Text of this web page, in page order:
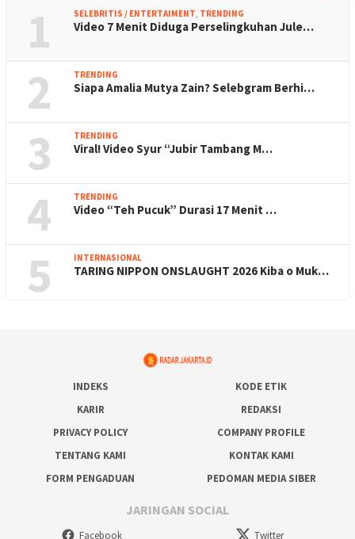
1 SELEBRITIS / ENTERTAIMENT, TRENDING
Video 7 Menit Diduga Perselingkuhan Jule…
2 TRENDING
Siapa Amalia Mutya Zain? Selebgram Berhi…
3 TRENDING
Viral! Video Syur “Jubir Tambang M…
4 TRENDING
Video “Teh Pucuk” Durasi 17 Menit …
5 INTERNASIONAL
TARING NIPPON ONSLAUGHT 2026 Kiba o Muk…
INDEKS
KODE ETIK
KARIR
REDAKSI
PRIVACY POLICY
COMPANY PROFILE
TENTANG KAMI
KONTAK KAMI
FORM PENGADUAN
PEDOMAN MEDIA SIBER
JARINGAN SOCIAL
Facebook Twitter